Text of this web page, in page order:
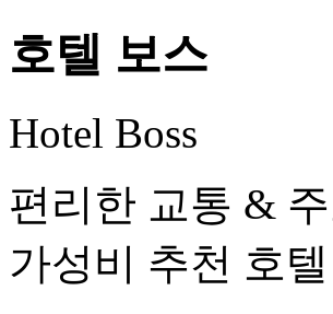
호텔 보스
Hotel Boss
편리한 교통 &
가성비 추천 호텔